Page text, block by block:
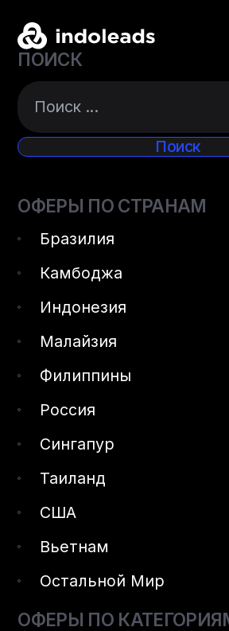
ПОИСК
ОФЕРЫ ПО СТРАНАМ
Бразилия
Камбоджа
Индонезия
Малайзия
Филиппины
Россия
Сингапур
Таиланд
США
Вьетнам
Остальной Мир
ОФЕРЫ ПО